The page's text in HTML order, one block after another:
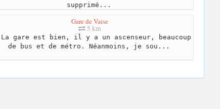
supprimé...
Gare de Vaise
5 km
La gare est bien, il y a un ascenseur, beaucoup
de bus et de métro. Néanmoins, je sou...